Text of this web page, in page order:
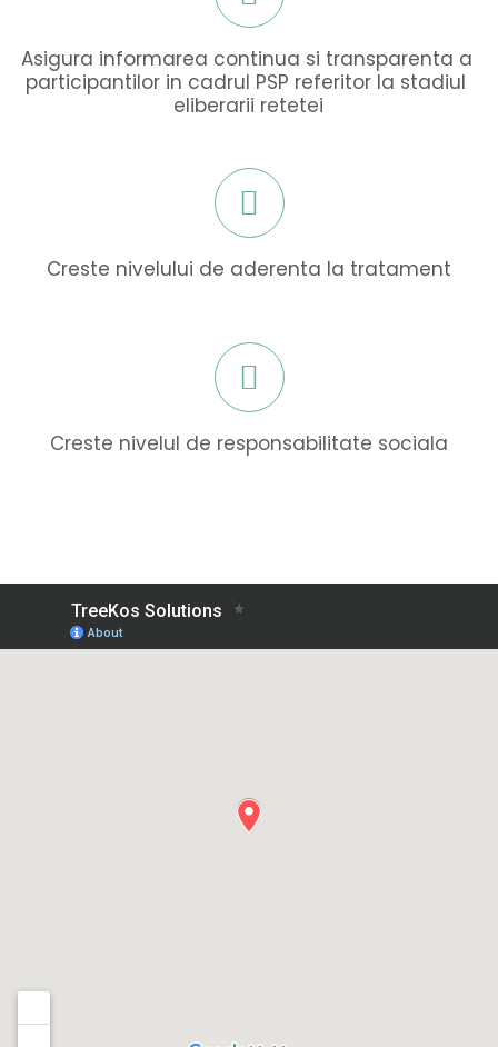
Asigura informarea continua si transparenta a
participantilor in cadrul PSP referitor la stadiul
eliberarii retetei
Creste nivelului de aderenta la tratament
Creste nivelul de responsabilitate sociala